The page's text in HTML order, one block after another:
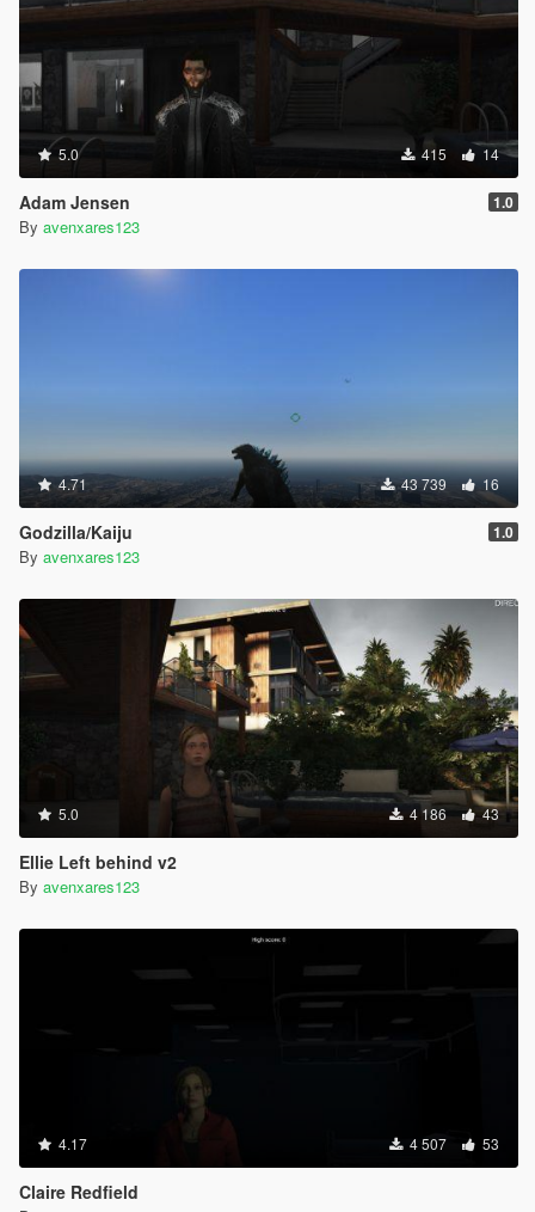
5.0 415 14
Adam Jensen 1.0
By avenxares123
4.71 43 739 16
Godzilla/Kaiju 1.0
By avenxares123
5.0 4 186 43
Ellie Left behind v2
By avenxares123
4.17 4 507 53
Claire Redfield